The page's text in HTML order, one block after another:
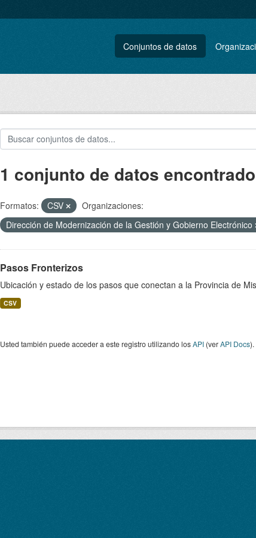
Conjuntos de datos
1 conjunto de datos encontrado
Formatos: CSV
Organizaciones:
Dirección de Modernización de la Gestión y Gobierno Electrónico
Pasos Fronterizos
Ubicación y estado de los pasos que conectan a la Provincia de
CSV
Usted también puede acceder a este registro utilizando losAPI(verAPI Docs).